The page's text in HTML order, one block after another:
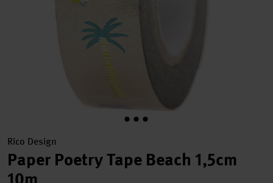
Rico Design
Paper Poetry Tape Beach 1,5cm